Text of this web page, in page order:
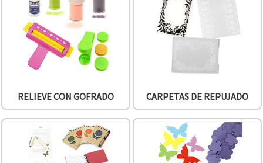
RELIEVE CON GOFRADO CARPETAS DE REPUJADO